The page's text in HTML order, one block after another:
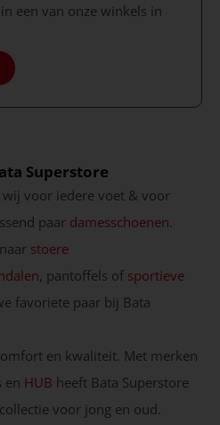
een van onze winkels in
Superstore
voor iedere voet & voor
paar damesschoenen
stoere
, pantoffels of sportieve
favoriete paar bij Bata
en kwaliteit. Met merken
en HUB heeft Bata Superstore
voor jong en oud.